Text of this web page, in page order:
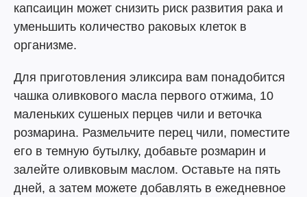
капсаицин может снизить риск развития рака и
уменьшить количество раковых клеток в
организме.
Для приготовления эликсира вам понадобится
чашка оливкового масла первого отжима, 10
маленьких сушеных перцев чили и веточка
розмарина. Размельчите перец чили, поместите
его в темную бутылку, добавьте розмарин и
залейте оливковым маслом. Оставьте на пять
дней, а затем можете добавлять в ежедневное